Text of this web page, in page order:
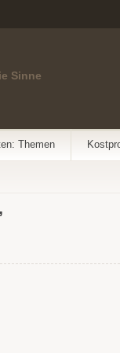
Sinne
Themen